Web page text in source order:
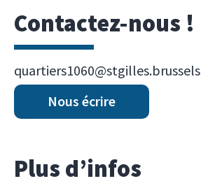
Contactez-nous !
quartiers1060@stgilles.brussels
Nous écrire
Plus d’infos